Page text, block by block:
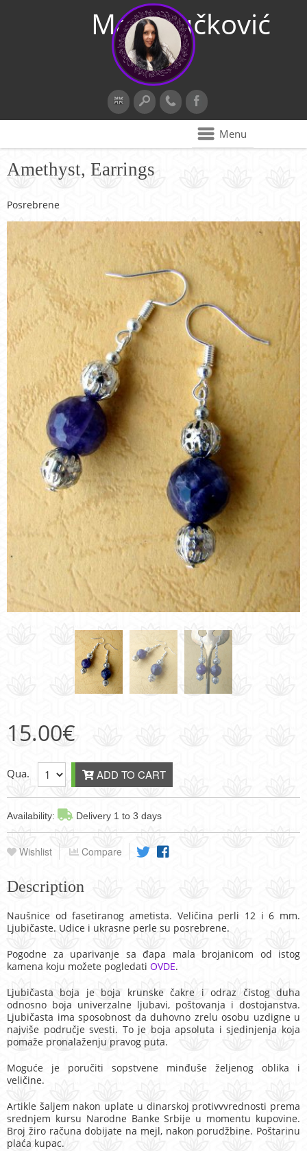
Maja Vučković
Menu
Amethyst, Earrings
Posrebrene
15.00€
Qua. ADD TO CART
Availability: Delivery 1 to 3 days
Wishlist Compare
Description
Naušnice od fasetiranog ametista. Veličina perli 12 i 6 mm.
Ljubičaste. Udice i ukrasne perle su posrebrene.
Pogodne za uparivanje sa đapa mala brojanicom od istog
kamena koju možete pogledati OVDE.
Ljubičasta boja je boja krunske čakre i odraz čistog duha
odnosno boja univerzalne ljubavi, poštovanja i dostojanstva.
Ljubičasta ima sposobnost da duhovno zrelu osobu uzdigne u
najviše područje svesti. To je boja apsoluta i sjedinjenja koja
pomaže pronalaženju pravog puta.
Moguće je poručiti sopstvene minđuše željenog oblika i
veličine.
Artikle šaljem nakon uplate u dinarskoj protivvvrednosti prema
srednjem kursu Narodne Banke Srbije u momentu kupovine.
Broj žiro računa dobijate na mejl, nakon porudžbine. Poštarinu
plaća kupac.